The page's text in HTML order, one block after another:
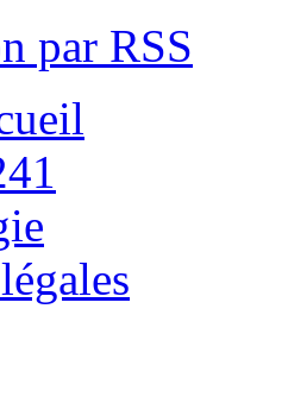
par RSS